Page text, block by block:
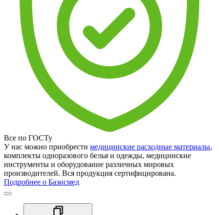
Все по ГОСТу
У нас можно приобрести медицинские расходные материалы,
комплекты одноразового белья и одежды, медицинские
инструменты и оборудование различных мировых
производителей. Вся продукция сертифицирована.
Подробнее о Базисмед